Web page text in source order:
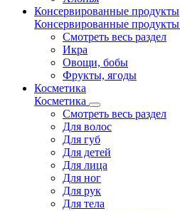
Консервированные продукты
Консервированные продукты
Смотреть весь раздел
Икра
Овощи, бобы
Фрукты, ягоды
Косметика
Косметика
Смотреть весь раздел
Для волос
Для губ
Для детей
Для лица
Для ног
Для рук
Для тела